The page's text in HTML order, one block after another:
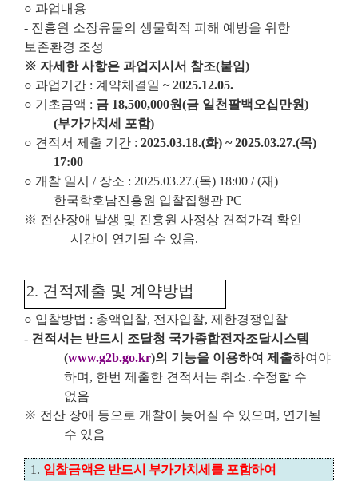
○ 과업내용
- 진흥원 소장유물의 생물학적 피해 예방을 위한
보존환경 조성
※ 자세한 사항은 과업지시서 참조(붙임)
○ 과업기간 : 계약체결일~ 2025.12.05.
○ 기초금액 : 금 18,500,000원(금 일천팔백오십만원)
(부가가치세 포함)
○ 견적서 제출 기간 :2025.03.18.(화) ~ 2025.03.27.(목)
17:00
○ 개찰 일시/ 장소 : 2025.03.27.(목) 18:00 / (재)
한국학호남진흥원 입찰집행관 PC
※ 전산장애 발생 및 진흥원 사정상 견적가격 확인
시간이 연기될 수 있음.
2. 견적제출 및 계약방법
○ 입찰방법 : 총액입찰, 전자입찰, 제한경쟁입찰
- 견적서는 반드시 조달청 국가종합전자조달시스템
(www.g2b.go.kr)의 기능을 이용하여 제출하여야
하며 , 한번 제출한 견적서는 취소 ․ 수정할 수
없음
※ 전산 장애 등으로 개찰이 늦어질 수 있으며 , 연기될
수 있음
1. 입찰금액은 반드시 부가가치세를 포함하여